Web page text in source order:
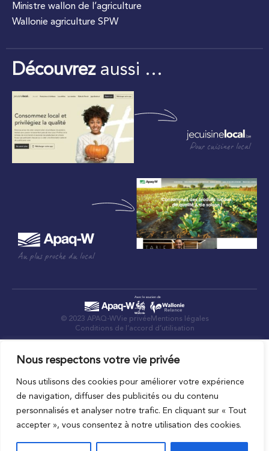
Nous respectons votre vie privée
Nous utilisons des cookies pour améliorer votre expérience
de navigation, diffuser des publicités ou du contenu
personnalisés et analyser notre trafic. En cliquant sur « Tout
accepter », vous consentez à notre utilisation des cookies.
Ministre wallon de l’agriculture
Wallonie agriculture SPW
Découvrezaussi …
Pour cuisiner local
Au plus proche du local
© 2023 APAQ-WVie privée Mentions légales
Conditions de l’accord d’utilisation